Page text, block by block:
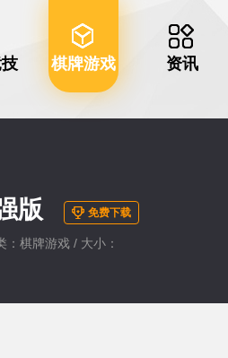
棋牌游戏 资讯
版 免费下载
棋牌游戏 / 大小：